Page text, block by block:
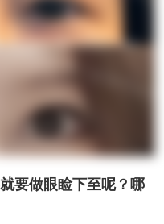
要做眼睑下至呢？哪